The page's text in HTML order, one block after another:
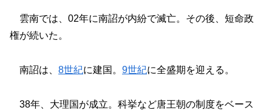
雲南では、02年に南詔が内紛で滅亡。その後、短命政
権が続いた。
南詔は、 8世紀に建国。 9世紀に全盛期を迎える。
38年、大理国が成立。科挙など唐王朝の制度をベース